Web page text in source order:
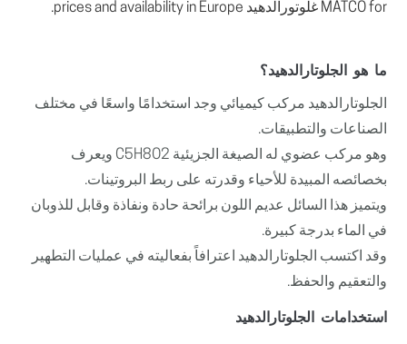
MATCO for غلوتورالدهيد prices and availability in Europe.
ما هو الجلوتارالدهيد؟
الجلوتارالدهيد مركب كيميائي وجد استخدامًا واسعًا في مختلف
الصناعات والتطبيقات.
وهو مركب عضوي له الصيغة الجزيئية C5H8O2 ويعرف
بخصائصه المبيدة للأحياء وقدرته على ربط البروتينات.
ويتميز هذا السائل عديم اللون برائحة حادة ونفاذة وقابل للذوبان
في الماء بدرجة كبيرة.
وقد اكتسب الجلوتارالدهيد اعترافاً بفعاليته في عمليات التطهير
والتعقيم والحفظ.
استخدامات الجلوتارالدهيد